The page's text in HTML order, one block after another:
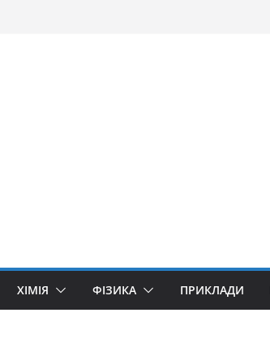
ХІМІЯ ФІЗИКА ПРИКЛАДИ